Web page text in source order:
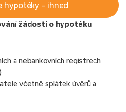
hypotéky – ihned
žádosti o hypotéku
a nebankovních registrech
včetně splátek úvěrů a